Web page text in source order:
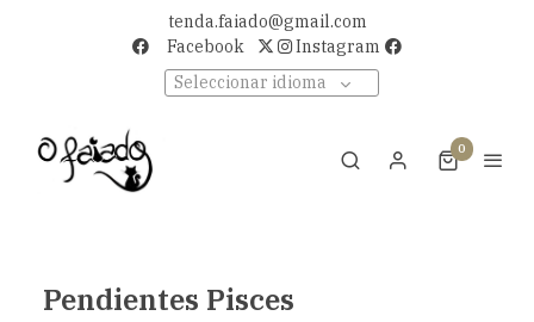
tenda.faiado@gmail.com
Facebook
Instagram
Seleccionar idioma
0
Pendientes Pisces